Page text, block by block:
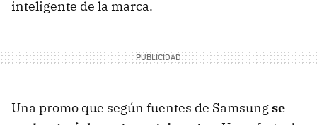
inteligente de la marca.
Una promo que según fuentes de Samsungse